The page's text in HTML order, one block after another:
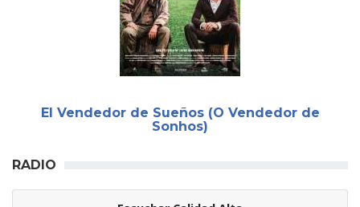
El Vendedor de Sueños (O Vendedor de
Sonhos)
RADIO